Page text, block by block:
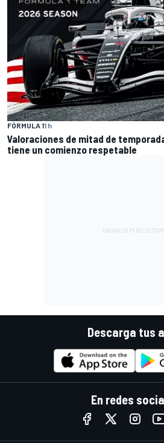
FÓRMULA 11 h
Valoraciones de mitad de
tiene un comienzo respetable
Descarga tus
En redes